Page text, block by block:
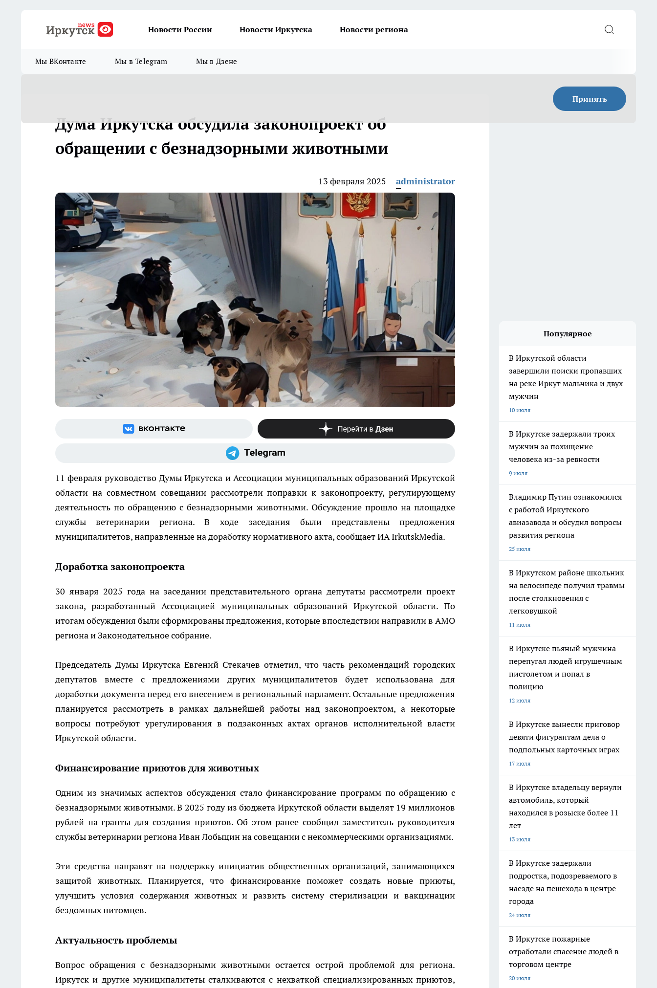
Новости России Новости Иркутска Новости региона
Мы ВКонтакте Мы в Telegram Мы в Дзене
Принять
Дума Иркутска обсудила законопроект об
обращении с безнадзорными животными
13 февраля 2025 administrator
11 февраля руководство Думы Иркутска и Ассоциации муниципальных образований Иркутской
области на совместном совещании рассмотрели поправки к законопроекту, регулирующему
деятельность по обращению с безнадзорными животными. Обсуждение прошло на площадке
службы ветеринарии региона. В ходе заседания были представлены предложения
муниципалитетов, направленные на доработку нормативного акта, сообщает ИА IrkutskMedia.
Доработка законопроекта
30 января 2025 года на заседании представительного органа депутаты рассмотрели проект
закона, разработанный Ассоциацией муниципальных образований Иркутской области. По
итогам обсуждения были сформированы предложения, которые впоследствии направили в АМО
региона и Законодательное собрание.
Председатель Думы Иркутска Евгений Стекачев отметил, что часть рекомендаций городских
депутатов вместе с предложениями других муниципалитетов будет использована для
доработки документа перед его внесением в региональный парламент. Остальные предложения
планируется рассмотреть в рамках дальнейшей работы над законопроектом, а некоторые
вопросы потребуют урегулирования в подзаконных актах органов исполнительной власти
Иркутской области.
Финансирование приютов для животных
Одним из значимых аспектов обсуждения стало финансирование программ по обращению с
безнадзорными животными. В 2025 году из бюджета Иркутской области выделят 19 миллионов
рублей на гранты для создания приютов. Об этом ранее сообщил заместитель руководителя
службы ветеринарии региона Иван Лобыцин на совещании с некоммерческими организациями.
Эти средства направят на поддержку инициатив общественных организаций, занимающихся
защитой животных. Планируется, что финансирование поможет создать новые приюты,
улучшить условия содержания животных и развить систему стерилизации и вакцинации
бездомных питомцев.
Актуальность проблемы
Вопрос обращения с безнадзорными животными остается острой проблемой для региона.
Иркутск и другие муниципалитеты сталкиваются с нехваткой специализированных приютов,
Популярное
В Иркутской области
завершили поиски пропавших
на реке Иркут мальчика и двух
мужчин
10 июля
В Иркутске задержали троих
мужчин за похищение
человека из-за ревности
9 июля
Владимир Путин ознакомился
с работой Иркутского
авиазавода и обсудил вопросы
развития региона
25 июля
В Иркутском районе школьник
на велосипеде получил травмы
после столкновения с
легковушкой
11 июля
В Иркутске пьяный мужчина
перепугал людей игрушечным
пистолетом и попал в
полицию
12 июля
В Иркутске вынесли приговор
девяти фигурантам дела о
подпольных карточных играх
17 июля
В Иркутске владельцу вернули
автомобиль, который
находился в розыске более 11
лет
13 июля
В Иркутске задержали
подростка, подозреваемого в
наезде на пешехода в центре
города
24 июля
В Иркутске пожарные
отработали спасение людей в
торговом центре
20 июля